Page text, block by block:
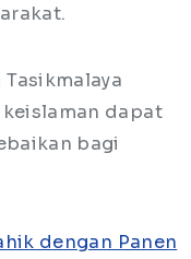
dapat
bagi
dengan Panen